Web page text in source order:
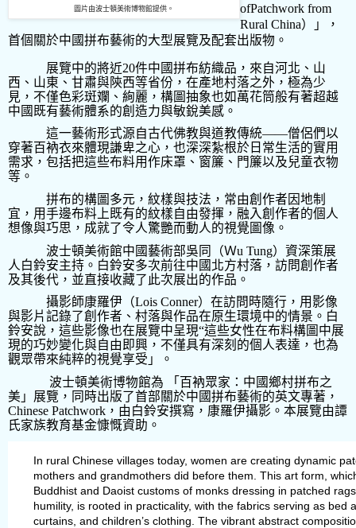
圖片由波士頓美術博物館提供。
ofPatchwork from
Rural China）」，
首個關於中國拼布藝術的大型展覽及配套出版物。
展覽中的將近20件中國拼布紡織品，來自河北、山
西、山東、甘肅與陝西等省份，在產地村落之外，極為少
見，不僅色彩斑斕、絢麗，構圖抽象也如萬花筒般有著超越
中國既有藝術體系的創造力與敏銳美感。
這一藝術形式源自古代佛教與道教傳統——僧侶們以
穿著百衲衣來體現謙卑之心，也深深紮根於日常生活的實用
需求，包括把這些布料用作床罩、窗簾、門簾以及兒童衣物
等。
拼布的構圖多元，紋樣與技法，常由創作者因地制
宜，用手邊布料上既有的紋樣自由發揮，融入創作者的個人
想像與巧思，成就了令人驚艷而動人的視覺圖像。
波士頓美術館中國藝術部吳同（Ｗu Tung）資深策展
人白鈴安主持。白鈴安多次前往中國北方村落，訪問創作者
及其後代，並直接收藏了此次展出的作品。
攝影師康羅伊（Lois Conner）在訪問時隨行，用影像
與影片記錄了創作者、村落與作品在原生環境中的情景。白
鈴安說，這些影像也在展覽中呈現“這些女性在布料構圖中展
現的巧妙變化與自由即興，不僅具有深刻的個人表達，也為
觀眾帶來純粹的視覺享受」。
波士頓美術博物館為 「百衲眾家：中國鄉村拼布之
美」展覽，同時出版了首部關於中國拼布藝術的英文專著，
Chinese Patchwork ，由白鈴安撰寫，康羅伊攝影。本展覽由譚
氏家族教育基金慷慨資助。
In rural Chinese villages today, women are creating dynamic
mothers and grandmothers did before them. This art form,
Buddhist and Daoist customs of monks dressing in patched
humility, is rooted in practicality, with the fabrics serving as bed
curtains, and children’s clothing. The vibrant abstract